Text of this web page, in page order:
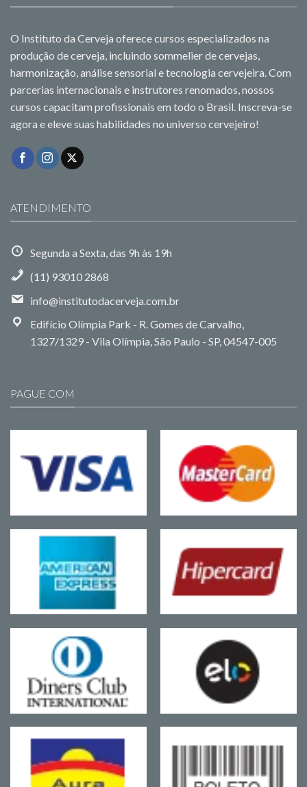
O Instituto da Cerveja oferece cursos especializados na
produção de cerveja, incluindo sommelier de cervejas,
harmonização, análise sensorial e tecnologia cervejeira. Com
parcerias internacionais e instrutores renomados, nossos
cursos capacitam profissionais em todo o Brasil. Inscreva-se
agora e eleve suas habilidades no universo cervejeiro!
ATENDIMENTO
Segunda a Sexta, das 9h às 19h
(11) 93010 2868
info@institutodacerveja.com.br
Edifício Olímpia Park - R. Gomes de Carvalho,
1327/1329 - Vila Olímpia, São Paulo - SP, 04547-005
PAGUE COM